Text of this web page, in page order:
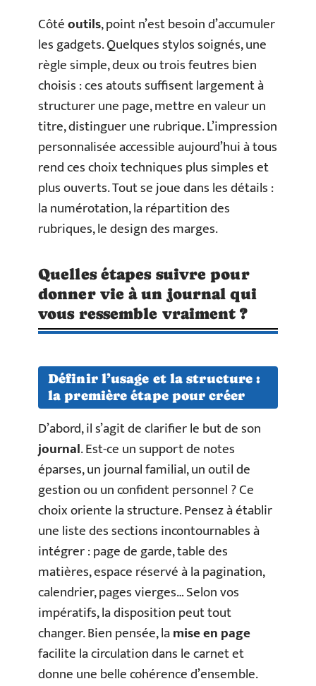
Côtéoutils, point n’est besoin d’accumuler
les gadgets. Quelques stylos soignés, une
règle simple, deux ou trois feutres bien
choisis : ces atouts suffisent largement à
structurer une page, mettre en valeur un
titre, distinguer une rubrique. L’impression
personnalisée accessible aujourd’hui à tous
rend ces choix techniques plus simples et
plus ouverts. Tout se joue dans les détails :
la numérotation, la répartition des
rubriques, le design des marges.
Quelles étapes suivre pour
donner vie à un journal qui
vous ressemble vraiment ?
Définir l’usage et la structure :
la première étape pour créer
D’abord, il s’agit de clarifier le but de son
journal. Est-ce un support de notes
éparses, un journal familial, un outil de
gestion ou un confident personnel ? Ce
choix oriente la structure. Pensez à établir
une liste des sections incontournables à
intégrer : page de garde, table des
matières, espace réservé à la pagination,
calendrier, pages vierges… Selon vos
impératifs, la disposition peut tout
changer. Bien pensée, lamise en page
facilite la circulation dans le carnet et
donne une belle cohérence d’ensemble.